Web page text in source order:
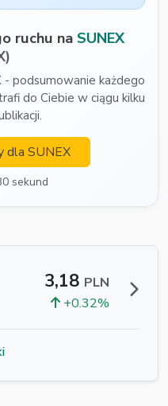
ruchu na SUNEX
- podsumowanie każdego
do Ciebie w ciągu kilku
dla SUNEX
sekund
3,18 PLN
+0.32%